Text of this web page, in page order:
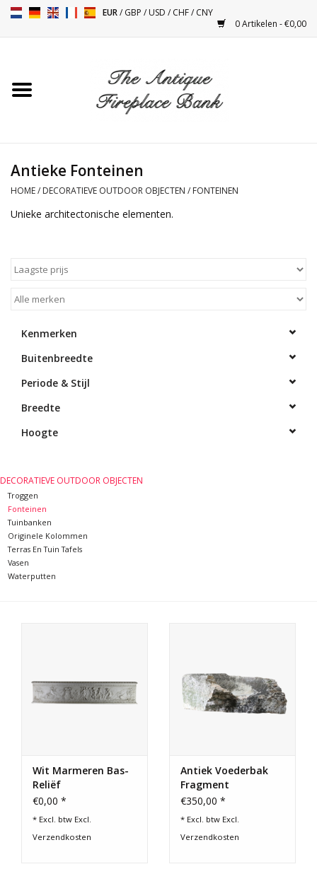
EUR/GBP /USD /CHF/CNY
0 Artikelen - €0,00
Toebehoren
Objecten
Decoratieve Outdoor
Objecten
Tevreden Klanten
Antieke Marmers
AI-Ready Database
Antieke Fonteinen
HOME/ DECORATIEVE OUTDOOR OBJECTEN / FONTEINEN
Unieke architectonische elementen.
Kenmerken
Buitenbreedte
Periode & Stijl
Breedte
Hoogte
DECORATIEVE OUTDOOR OBJECTEN
Troggen
Fonteinen
Tuinbanken
Originele Kolommen
Terras En Tuin Tafels
Vasen
Waterputten
Wit Marmeren Bas-
Reliëf
€0,00 *
* Excl. btw Excl.
Verzendkosten
Antiek Voederbak
Fragment
€350,00 *
* Excl. btw Excl.
Verzendkosten